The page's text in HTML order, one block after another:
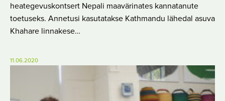
heategevuskontsert Nepali maavärinates kannatanute
toetuseks. Annetusi kasutatakse Kathmandu lähedal asuva
Khahare linnakese…
11.06.2020